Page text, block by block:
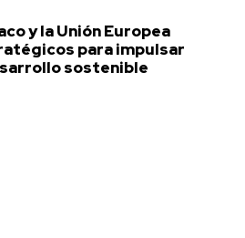
y la Unión Europea
para impulsar
sostenible